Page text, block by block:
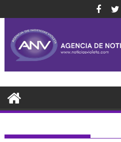
al
contenido